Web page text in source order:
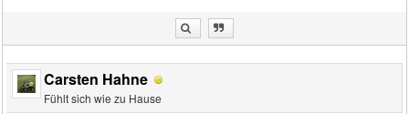
Carsten Hahne
Fühlt sich wie zu Hause